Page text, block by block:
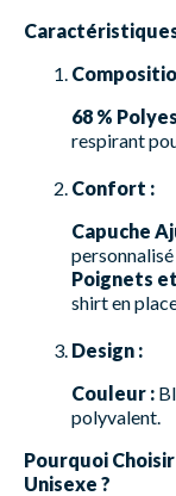
68 %
respirant
Confort :
Capuche
Poignets
shirt en
Design :
Couleur :
polyvalent.
Pourquoi
Unisexe ?